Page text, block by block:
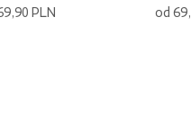
PLN
od